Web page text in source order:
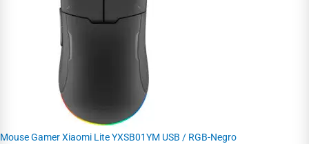
Mouse Gamer Xiaomi Lite YXSB01YM USB / RGB-Negro